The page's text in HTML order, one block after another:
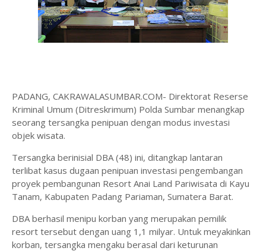
PADANG, CAKRAWALASUMBAR.COM- Direktorat Reserse
Kriminal Umum (Ditreskrimum) Polda Sumbar menangkap
seorang tersangka penipuan dengan modus investasi
objek wisata.
Tersangka berinisial DBA (48) ini, ditangkap lantaran
terlibat kasus dugaan penipuan investasi pengembangan
proyek pembangunan Resort Anai Land Pariwisata di Kayu
Tanam, Kabupaten Padang Pariaman, Sumatera Barat.
DBA berhasil menipu korban yang merupakan pemilik
resort tersebut dengan uang 1,1 milyar. Untuk meyakinkan
korban, tersangka mengaku berasal dari keturunan